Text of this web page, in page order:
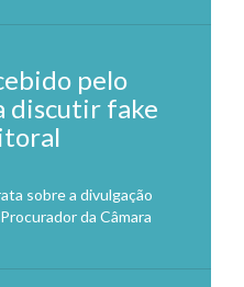
pelo
discutir fake
sobre a divulgação
da Câmara